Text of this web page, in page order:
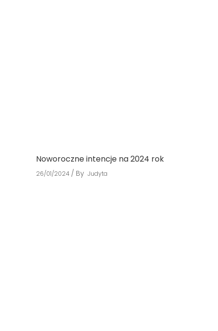
Noworoczne intencje na 2024 rok
26/01/2024 By Judyta